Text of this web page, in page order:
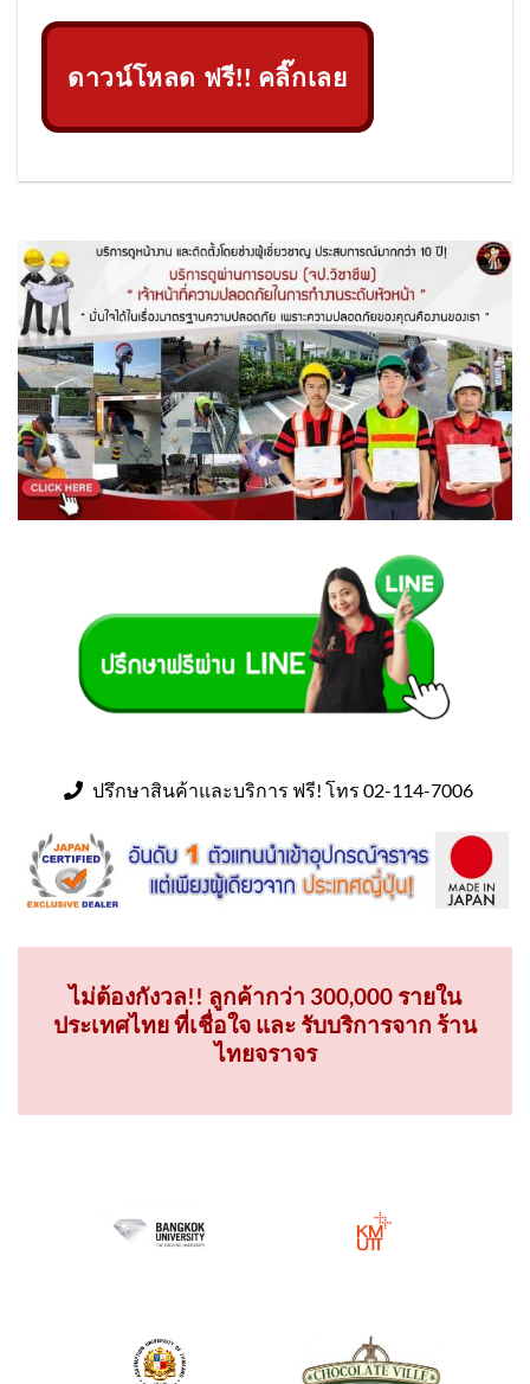
ดาวน์โหลด ฟรี!! คลิ๊กเลย
ปรึกษาสินค้าและบริการ ฟรี! โทร 02-114-7006
ไม่ต้องกังวล!! ลูกค้ากว่า 300,000 รายใน
ประเทศไทย ที่เชื่อใจ และ รับบริการจาก ร้าน
ไทยจราจร